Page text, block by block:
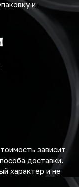
и
зависит
доставки.
характер и не